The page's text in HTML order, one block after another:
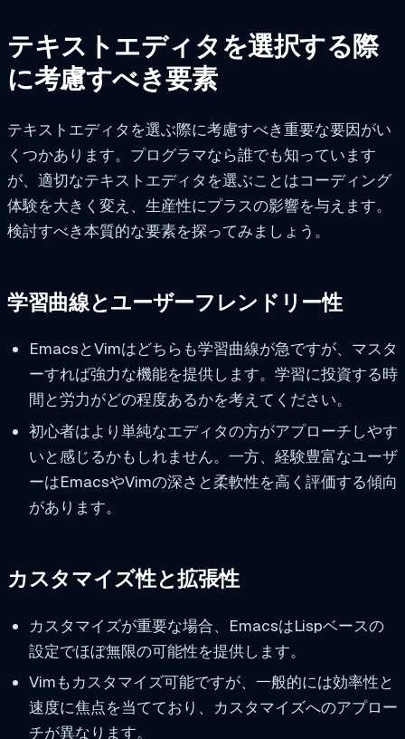
テキストエディタを選択する際
に考慮すべき要素
テキストエディタを選ぶ際に考慮すべき重要な要因がい
くつかあります。プログラマなら誰でも知っています
が、適切なテキストエディタを選ぶことはコーディング
体験を大きく変え、生産性にプラスの影響を与えます。
検討すべき本質的な要素を探ってみましょう。
学習曲線とユーザーフレンドリー性
EmacsとVimはどちらも学習曲線が急ですが、マスタ
ーすれば強力な機能を提供します。学習に投資する時
間と労力がどの程度あるかを考えてください。
初心者はより単純なエディタの方がアプローチしやす
いと感じるかもしれません。一方、経験豊富なユーザ
ーはEmacsやVimの深さと柔軟性を高く評価する傾向
があります。
カスタマイズ性と拡張性
カスタマイズが重要な場合、EmacsはLispベースの
設定でほぼ無限の可能性を提供します。
Vimもカスタマイズ可能ですが、一般的には効率性と
速度に焦点を当てており、カスタマイズへのアプロー
チが異なります。